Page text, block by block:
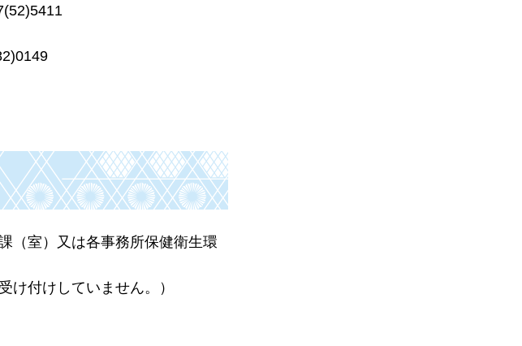
（室）又は各事務所保健衛生環
け付けしていません。）